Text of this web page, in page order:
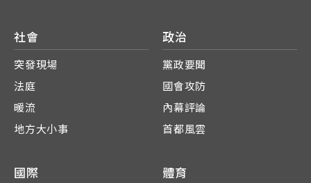
社會
突發現場
法庭
暖流
地方大小事
政治
黨政要聞
國會攻防
內幕評論
首都風雲
國際 體育